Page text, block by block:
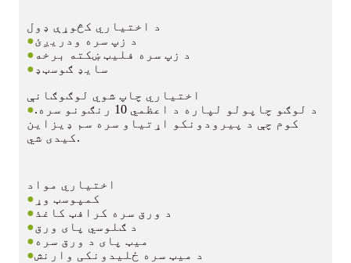
د اختیاري کڅوړې ډول
●د زپ سره ودریږئ
● د زپ سره فلیټ ښکته برخه
●سایډ ګوسټډ
اختیاري چاپ شوي لوګوګانې
●د لوګو چاپولو لپاره د اعظمي 10 رنګونو سره.
کوم چې د پیرودونکو اړتیاو سره سم ډیزاین
کیدی شي.
اختیاري مواد
● کمپوسټ وړ
●د ورق سره کرافټ کاغذ
●د ګلوسي پای ورق
● میټ پای د ورق سره
●د میټ سره ځلیدونکی وارنش